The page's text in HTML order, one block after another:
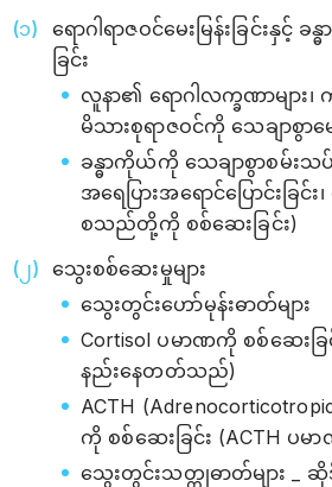
ရောဂါရာဇဝင်မေးမြန်းခြင်းနှင့်
ခြင်း
လူနာ၏ ရောဂါလက္ခဏာများ၊
မိသားစုရာဇဝင်ကို သေချာစွာမေ
ခန္ဓာကိုယ်ကို သေချာစွာစမ်းသပ်ခ
အရေပြားအရောင်ပြောင်းခြင်း
စသည်တို့ကို စစ်ဆေးခြင်း)
သွေးစစ်ဆေးမှုများ
သွေးတွင်းဟော်မုန်းဓာတ်များ
Cortisol ပမာဏကို စစ်ဆေးခြ
နည်းနေတတ်သည်)
ACTH
ကို စစ်ဆေးခြင်း (ACTH ပ
သွေးတွင်းသတ္တုဓာတ်များ _